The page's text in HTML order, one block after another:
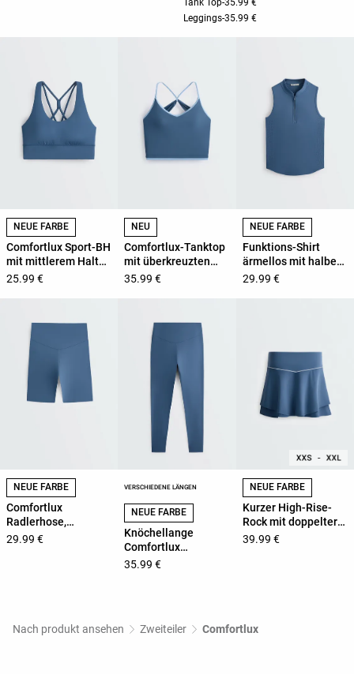
Tank Top-35.99 €
Leggings-35.99 €
NEUE FARBE
Comfortlux Sport-BH
mit mittlerem Halt
und Körbchen
25.99 €
NEU
Comfortlux-Tanktop
mit überkreuzten
Trägern
35.99 €
NEUE FARBE
Funktions-Shirt
ärmellos mit halbem
Reißverschluss
29.99 €
NEUE FARBE
Comfortlux
Radlerhose,
Leggings, 20 cm,
29.99 €
VERSCHIEDENE LÄNGEN
NEUE FARBE
Knöchellange
Comfortlux
Leggings, High Rise
35.99 €
NEUE FARBE
Kurzer High-Rise-
Rock mit doppelter
Lage
39.99 €
Nach produkt ansehen Zweiteiler Comfortlux